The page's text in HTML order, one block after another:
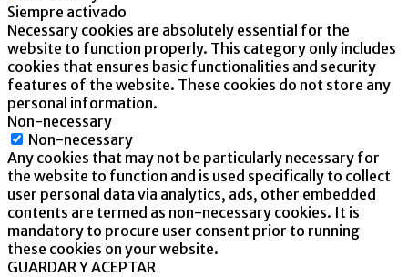
Siempre activado
Necessary cookies are absolutely essential for the
website to function properly. This category only includes
cookies that ensures basic functionalities and security
features of the website. These cookies do not store any
personal information.
Non-necessary
Non-necessary
Any cookies that may not be particularly necessary for
the website to function and is used specifically to collect
user personal data via analytics, ads, other embedded
contents are termed as non-necessary cookies. It is
mandatory to procure user consent prior to running
these cookies on your website.
GUARDAR Y ACEPTAR